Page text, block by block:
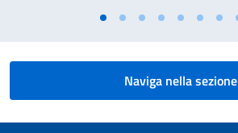
Naviga nella sezione